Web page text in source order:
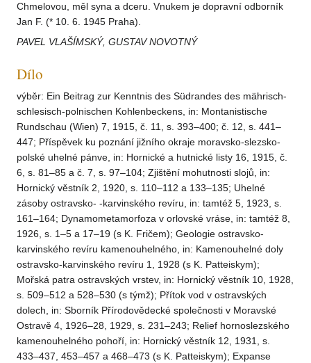
Chmelovou, měl syna a dceru. Vnukem je dopravní odborník
Jan F. (* 10. 6. 1945 Praha).
PAVEL VLAŠÍMSKÝ, GUSTAV NOVOTNÝ
Dílo
výběr: Ein Beitrag zur Kenntnis des Südrandes des mährisch-
schlesisch-polnischen Kohlenbeckens, in: Montanistische
Rundschau (Wien) 7, 1915, č. 11, s. 393–400; č. 12, s. 441–
447; Příspěvek ku poznání jižního okraje moravsko-slezsko-
polské uhelné pánve, in: Hornické a hutnické listy 16, 1915, č.
6, s. 81–85 a č. 7, s. 97–104; Zjištění mohutnosti slojů, in:
Hornický věstník 2, 1920, s. 110–112 a 133–135; Uhelné
zásoby ostravsko- -karvinského revíru, in: tamtéž 5, 1923, s.
161–164; Dynamometamorfoza v orlovské vráse, in: tamtéž 8,
1926, s. 1–5 a 17–19 (s K. Fričem); Geologie ostravsko-
karvinského revíru kamenouhelného, in: Kamenouhelné doly
ostravsko-karvinského revíru 1, 1928 (s K. Patteiskym);
Mořská patra ostravských vrstev, in: Hornický věstník 10, 1928,
s. 509–512 a 528–530 (s týmž); Přítok vod v ostravských
dolech, in: Sborník Přírodovědecké společnosti v Moravské
Ostravě 4, 1926–28, 1929, s. 231–243; Relief hornoslezského
kamenouhelného pohoří, in: Hornický věstník 12, 1931, s.
433–437, 453–457 a 468–473 (s K. Patteiskym); Expanse